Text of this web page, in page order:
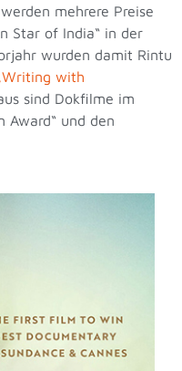
mehrere Preise
Star of India“ in der
wurden damit Rintu
with
sind Dokfilme im
Award“ und den